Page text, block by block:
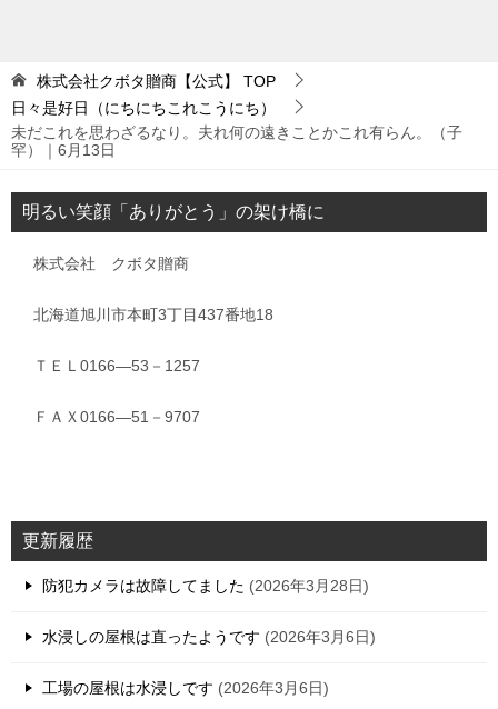
株式会社クボタ贈商【公式】
TOP
日々是好日（にちにちこれこうにち）
未だこれを思わざるなり。夫れ何の遠きことかこれ有らん。（子
罕）｜6月13日
明るい笑顔「ありがとう」の架け橋に
株式会社 クボタ贈商
北海道旭川市本町3丁目437番地18
ＴＥＬ0166―53－1257
ＦＡＸ0166―51－9707
更新履歴
防犯カメラは故障してました 2026年3月28日
水浸しの屋根は直ったようです 2026年3月6日
工場の屋根は水浸しです 2026年3月6日